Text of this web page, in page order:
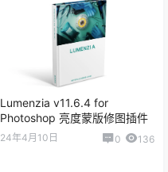
Lumenzia v11.6.4 for
Photoshop 亮度蒙版修图插件
24年4月10日 0 136